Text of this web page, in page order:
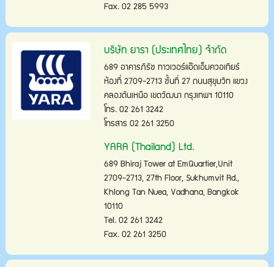
Fax. 02 285 5993
บริษัท ยารา (ประเทศไทย) จำกัด
689 อาคารภิรัช ทาวเวอร์แอ๊ดเอ็มควอเทียร์
ห้องที่ 2709-2713 ชั้นที่ 27 ถนนสุขุมวิท แขวง
คลองตันเหนือ เขตวัฒนา กรุงเทพฯ 10110
โทร. 02 261 3242
โทรสาร 02 261 3250
YARA (Thailand) Ltd.
689 Bhiraj Tower at EmQuartier,Unit
2709-2713, 27th Floor, Sukhumvit Rd.,
Khlong Tan Nuea, Vadhana, Bangkok
10110
Tel. 02 261 3242
Fax. 02 261 3250